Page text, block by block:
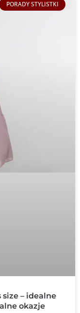
PORADY STYLISTKI
– idealne
okazje